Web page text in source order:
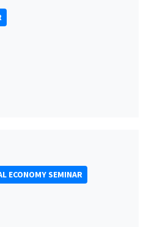
ECONOMY SEMINAR